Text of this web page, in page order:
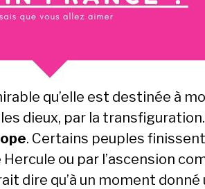
qu’elle est destinée à
dieux, par la
. Certains peuples
ou par l’ascension
dire qu’à un moment donné